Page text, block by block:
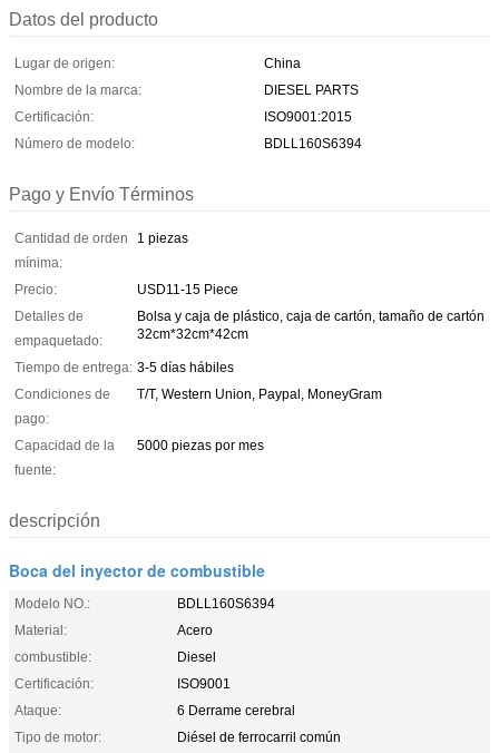
Datos del producto
Lugar de origen:
China
Nombre de la marca:
DIESEL PARTS
Certificación:
ISO9001:2015
Número de modelo:
BDLL160S6394
Pago y Envío Términos
Cantidad de orden
mínima:
1 piezas
Precio:
USD11-15 Piece
Detalles de
empaquetado:
Bolsa y caja de plástico, caja de cartón, tamaño de cartón
32cm*32cm*42cm
Tiempo de entrega: 3-5 días hábiles
Condiciones de
pago:
T/T, Western Union, Paypal, MoneyGram
Capacidad de la
fuente:
5000 piezas por mes
descripción
Boca del inyector de combustible
Modelo NO.:
BDLL160S6394
Material:
Acero
combustible:
Diesel
Certificación:
ISO9001
Ataque:
6 Derrame cerebral
Tipo de motor:
Diésel de ferrocarril común